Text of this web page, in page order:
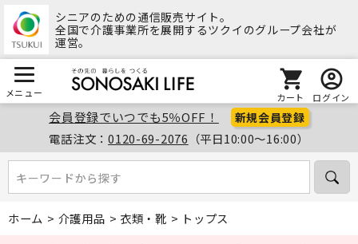
シニアのための通信販売サイト。
全国で介護事業所を展開するツクイのグループ会社が
運営。
メニュー カート ログイン
会員登録でいつでも5％OFF！ 新規会員登録
電話注文：0120-69-2076 （平日10:00～16:00）
キーワードから探す
キーワードから探す
ホーム > 介護用品 > 衣類・靴 > トップス